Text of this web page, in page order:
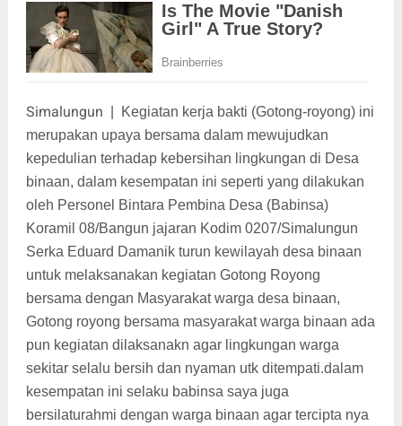
Simalungun
Kegiatan kerja bakti (Gotong-royong) ini
merupakan upaya bersama dalam mewujudkan
kepedulian terhadap kebersihan lingkungan di Desa
binaan, dalam kesempatan ini seperti yang dilakukan
oleh Personel Bintara Pembina Desa (Babinsa)
Koramil 08/Bangun jajaran Kodim 0207/Simalungun
Serka Eduard Damanik turun kewilayah desa binaan
untuk melaksanakan kegiatan Gotong Royong
bersama dengan Masyarakat warga desa binaan,
Gotong royong bersama masyarakat warga binaan ada
pun kegiatan dilaksanakn agar lingkungan warga
sekitar selalu bersih dan nyaman utk ditempati.dalam
kesempatan ini selaku babinsa saya juga
bersilaturahmi dengan warga binaan agar tercipta nya